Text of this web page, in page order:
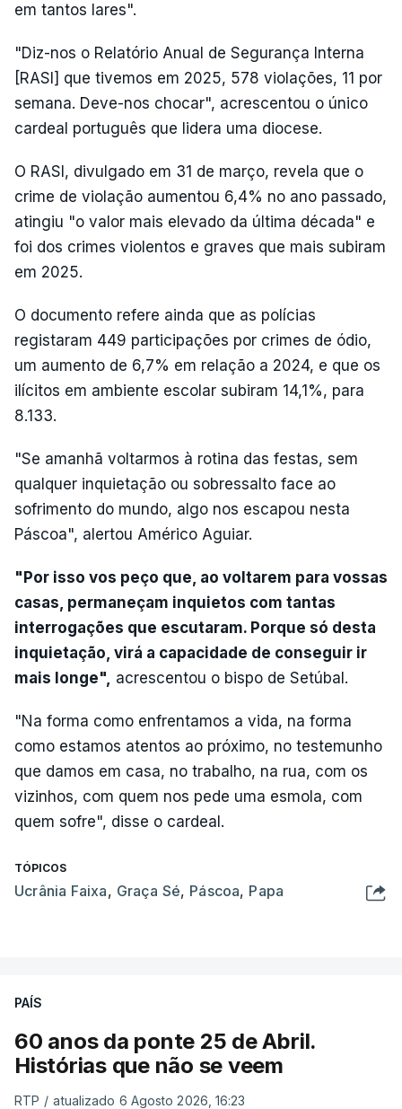
em tantos lares".
"Diz-nos o Relatório Anual de Segurança Interna
[RASI] que tivemos em 2025, 578 violações, 11 por
semana. Deve-nos chocar", acrescentou o único
cardeal português que lidera uma diocese.
O RASI, divulgado em 31 de março, revela que o
crime de violação aumentou 6,4% no ano passado,
atingiu "o valor mais elevado da última década" e
foi dos crimes violentos e graves que mais subiram
em 2025.
O documento refere ainda que as polícias
registaram 449 participações por crimes de ódio,
um aumento de 6,7% em relação a 2024, e que os
ilícitos em ambiente escolar subiram 14,1%, para
8.133.
"Se amanhã voltarmos à rotina das festas, sem
qualquer inquietação ou sobressalto face ao
sofrimento do mundo, algo nos escapou nesta
Páscoa", alertou Américo Aguiar.
"Por isso vos peço que, ao voltarem para vossas
casas, permaneçam inquietos com tantas
interrogações que escutaram. Porque só desta
inquietação, virá a capacidade de conseguir ir
mais longe", acrescentou o bispo de Setúbal.
"Na forma como enfrentamos a vida, na forma
como estamos atentos ao próximo, no testemunho
que damos em casa, no trabalho, na rua, com os
vizinhos, com quem nos pede uma esmola, com
quem sofre", disse o cardeal.
TÓPICOS
Ucrânia Faixa, Graça Sé, Páscoa, Papa
PAÍS
60 anos da ponte 25 de Abril.
Histórias que não se veem
RTP / atualizado 6 Agosto 2026, 16:23